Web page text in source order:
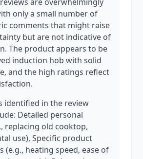
only a small number of
comments that might raise
but are not indicative of
The product appears to be
induction hob with solid
and the high ratings reflect
identified in the review
Detailed personal
replacing old cooktop,
use), Specific product
(e.g., heating speed, ease of